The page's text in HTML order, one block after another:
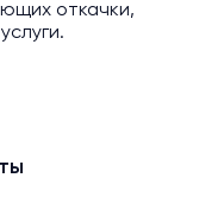
откачки,